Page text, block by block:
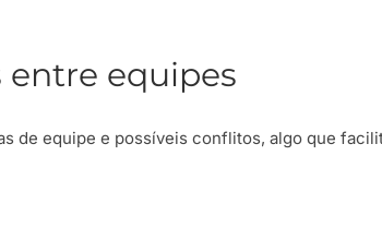
entre equipes
de equipe e possíveis conflitos, algo que